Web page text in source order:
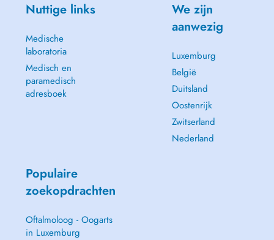
Nuttige links
Medische
laboratoria
Medisch en
paramedisch
adresboek
We zijn
aanwezig
Luxemburg
België
Duitsland
Oostenrijk
Zwitserland
Nederland
Populaire
zoekopdrachten
Oftalmoloog - Oogarts
in Luxemburg